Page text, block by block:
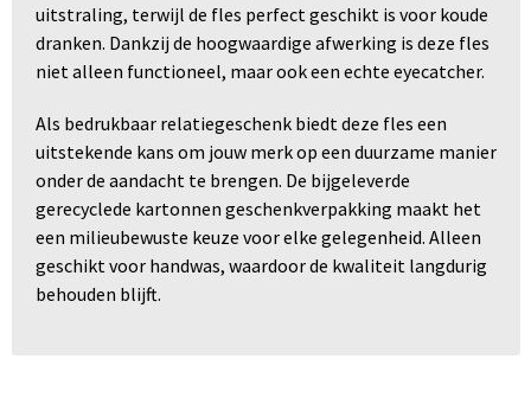
uitstraling, terwijl de fles perfect geschikt is voor koude
dranken. Dankzij de hoogwaardige afwerking is deze fles
niet alleen functioneel, maar ook een echte eyecatcher.
Als bedrukbaar relatiegeschenk biedt deze fles een
uitstekende kans om jouw merk op een duurzame manier
onder de aandacht te brengen. De bijgeleverde
gerecyclede kartonnen geschenkverpakking maakt het
een milieubewuste keuze voor elke gelegenheid. Alleen
geschikt voor handwas, waardoor de kwaliteit langdurig
behouden blijft.